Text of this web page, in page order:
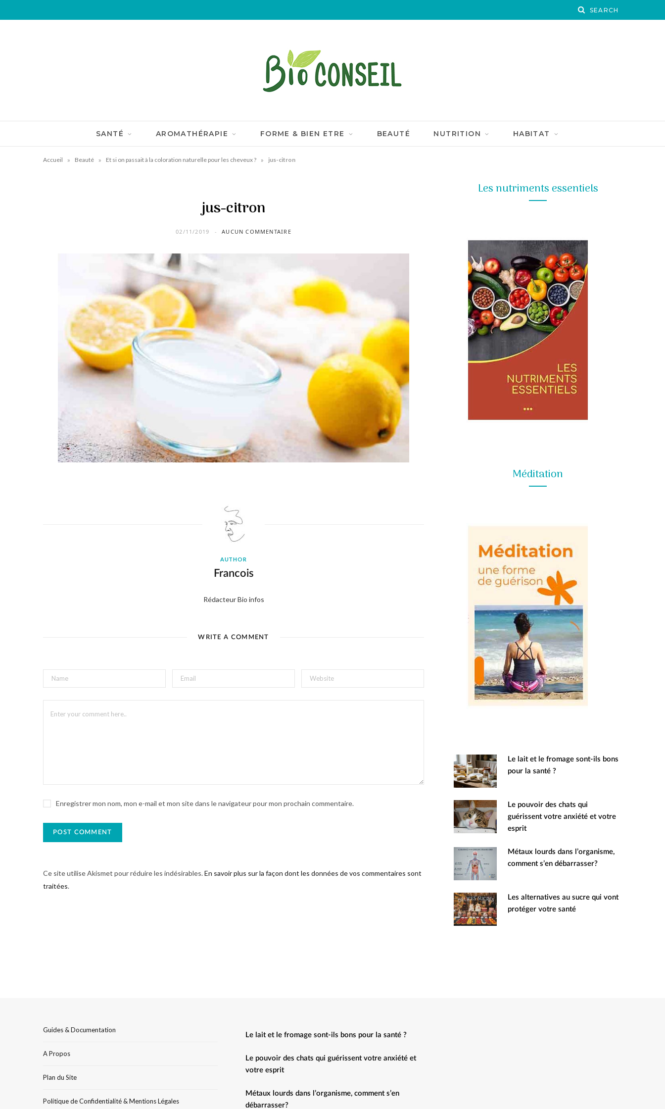
SANTÉ AROMATHÉRAPIE FORME & BIEN ETRE BEAUTÉ NUTRITION HABITAT
Accueil » Beauté » Et si on passait à la coloration naturelle pour les cheveux ? » jus-citron
jus-citron
02/11/2019 AUCUN COMMENTAIRE
AUTHOR
Francois
Rédacteur Bio infos
WRITE A COMMENT
Enregistrer mon nom, mon e-mail et mon site dans le navigateur pour mon prochain commentaire.
Ce site utilise Akismet pour réduire les indésirables.En savoir plus sur la façon dont les données de vos commentaires sont
traitées.
Les nutriments essentiels
Méditation
Le lait et le fromage sont-ils bons
pour la santé ?
Le pouvoir des chats qui
guérissent votre anxiété et votre
esprit
Métaux lourds dans l’organisme,
comment s’en débarrasser?
Les alternatives au sucre qui vont
protéger votre santé
Guides & Documentation
A Propos
Plan du Site
Politique de Confidentialité & Mentions Légales
Le lait et le fromage sont-ils bons pour la santé ?
Le pouvoir des chats qui guérissent votre anxiété et
votre esprit
Métaux lourds dans l’organisme, comment s’en
débarrasser?